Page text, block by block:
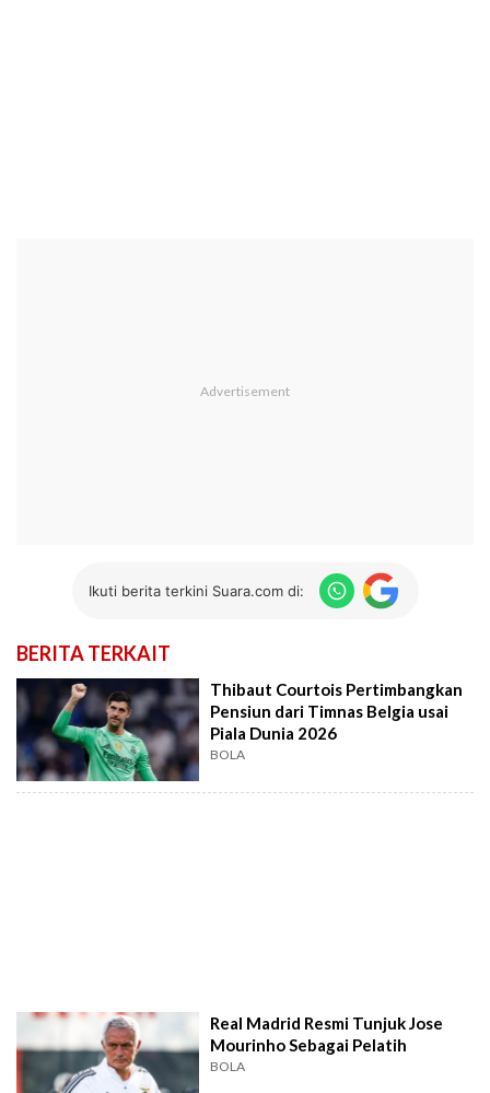
Ikuti berita terkini Suara.com di:
BERITA TERKAIT
Thibaut Courtois Pertimbangkan
Pensiun dari Timnas Belgia usai
Piala Dunia 2026
BOLA
Real Madrid Resmi Tunjuk Jose
Mourinho Sebagai Pelatih
BOLA